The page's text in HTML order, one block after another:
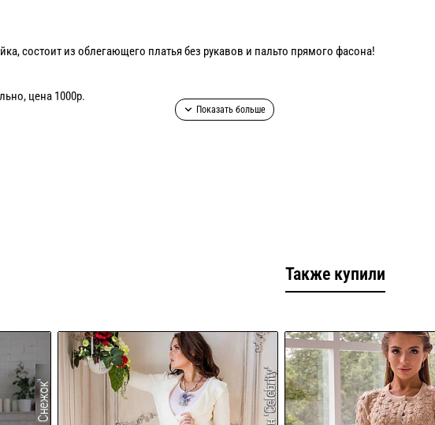
состоит из облегающего платья без рукавов и пальто прямого фасона!
цена 1000р.
Также купили